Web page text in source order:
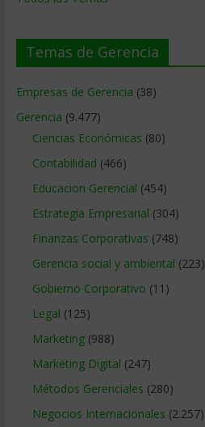
Temas de Gerencia
Empresas de Gerencia (38)
Gerencia (9.477)
Ciencias Económicas (80)
Contabilidad (466)
Educacion Gerencial (454)
Estrategia Empresarial (304)
Finanzas Corporativas (748)
Gerencia social y ambiental (223)
Gobierno Corporativo (11)
Legal (125)
Marketing(988)
Marketing Digital (247)
Métodos Gerenciales (280)
Negocios Internacionales (2.257)